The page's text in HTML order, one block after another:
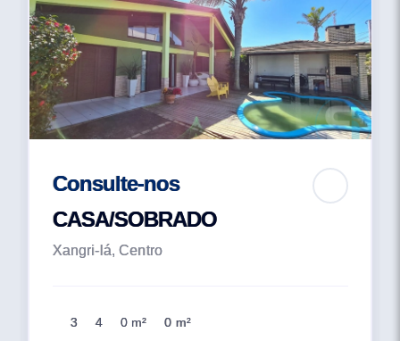
Consulte-nos
CASA/SOBRADO
Xangri-lá, Centro
3 4 0 m² 0 m²